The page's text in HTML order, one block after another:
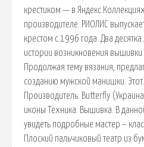
крестиком — в
производителе. РИОЛИС
крестом с 1996 года. Два десятка
истории возникновения вышивки
Продолжая тему вязания,
созданию мужской манишки.
Производитель: Butterfly
иконы Техника: Вышивка. В
увидеть подробные мастер –
Плоский пальчиковый театр из